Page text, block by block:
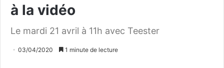
à la vidéo
Le mardi 21 avril à 11h avec Teester
03/04/2020 1 minute de lecture